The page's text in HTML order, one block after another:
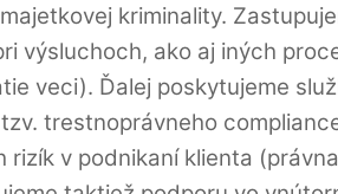
kriminality.
výsluchoch, ako aj iných
veci). Ďalej poskytujeme
trestnoprávneho
v podnikaní klienta